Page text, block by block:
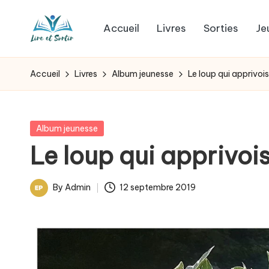
L
i
e
e
t
livres
pour
les
goûts,
des
pour
les
Accueil Livres Sorties
Accueil Livres Album jeunesse Le loup qui
Posted
Album jeunesse
Le loup qui
Posted
By Admin 12 septembre 2019